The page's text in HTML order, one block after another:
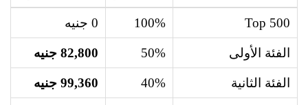
Top 500
100% 0 جنيه
الفئة الأولى 50% 82,800 جنيه
الفئة الثانية 40% 99,360 جنيه